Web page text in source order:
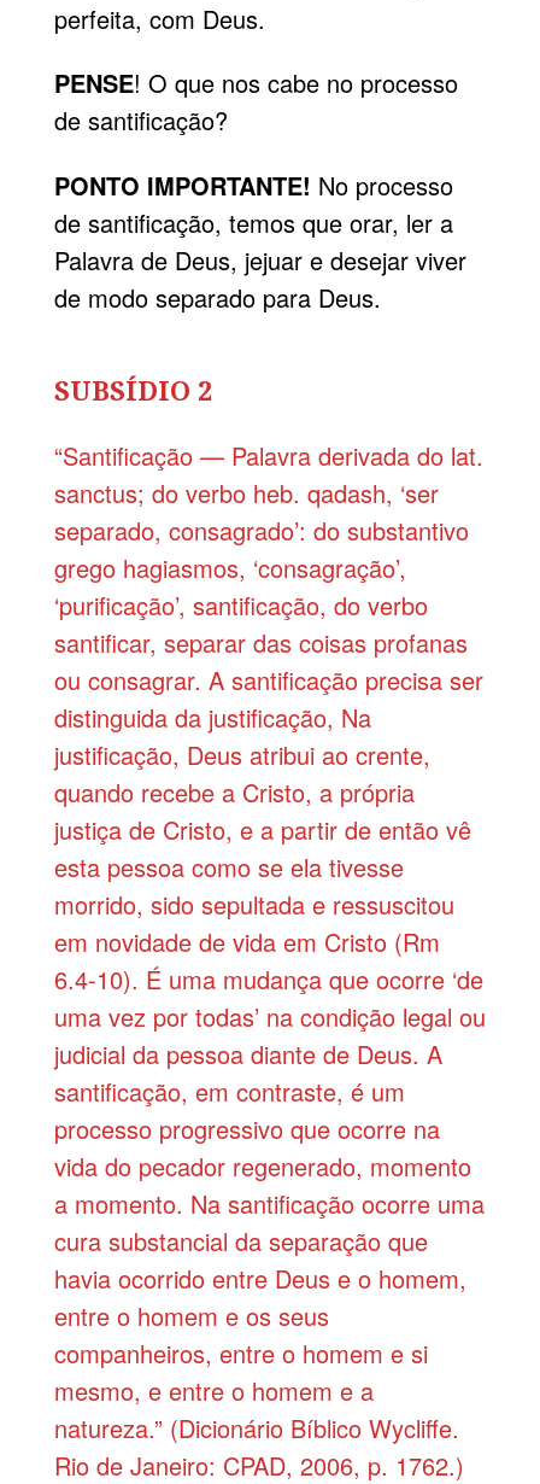
perfeita, com Deus.
PENSE! O que nos cabe no processo
de santificação?
PONTO IMPORTANTE! No processo
de santificação, temos que orar, ler a
Palavra de Deus, jejuar e desejar viver
de modo separado para Deus.
SUBSÍDIO 2
“Santificação — Palavra derivada do lat.
sanctus; do verbo heb. qadash, ‘ser
separado, consagrado’: do substantivo
grego hagiasmos, ‘consagração’,
‘purificação’, santificação, do verbo
santificar, separar das coisas profanas
ou consagrar. A santificação precisa ser
distinguida da justificação, Na
justificação, Deus atribui ao crente,
quando recebe a Cristo, a própria
justiça de Cristo, e a partir de então vê
esta pessoa como se ela tivesse
morrido, sido sepultada e ressuscitou
em novidade de vida em Cristo (Rm
6.4-10). É uma mudança que ocorre ‘de
uma vez por todas’ na condição legal ou
judicial da pessoa diante de Deus. A
santificação, em contraste, é um
processo progressivo que ocorre na
vida do pecador regenerado, momento
a momento. Na santificação ocorre uma
cura substancial da separação que
havia ocorrido entre Deus e o homem,
entre o homem e os seus
companheiros, entre o homem e si
mesmo, e entre o homem e a
natureza.” (Dicionário Bíblico Wycliffe.
Rio de Janeiro: CPAD, 2006, p. 1762.)